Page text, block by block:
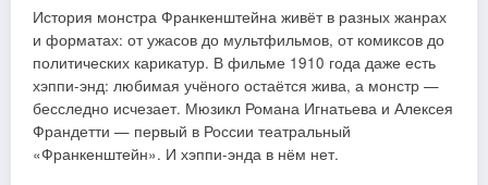
История монстра Франкенштейна живёт в разных жанрах
и форматах: от ужасов до мультфильмов, от комиксов до
политических карикатур. В фильме 1910 года даже есть
хэппи-энд: любимая учёного остаётся жива, а монстр —
бесследно исчезает. Мюзикл Романа Игнатьева и Алексея
Франдетти — первый в России театральный
«Франкенштейн». И хэппи-энда в нём нет.